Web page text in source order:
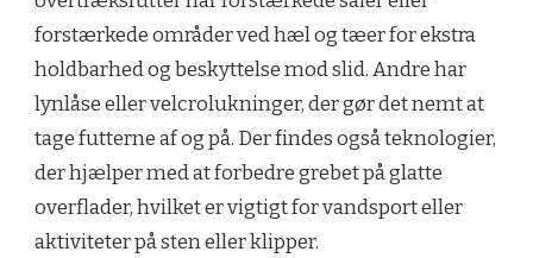
forstærkede områder ved hæl og tæer for ekstra
holdbarhed og beskyttelse mod slid. Andre har
lynlåse eller velcrolukninger, der gør det nemt at
tage futterne af og på. Der findes også teknologier,
der hjælper med at forbedre grebet på glatte
overflader, hvilket er vigtigt for vandsport eller
aktiviteter på sten eller klipper.